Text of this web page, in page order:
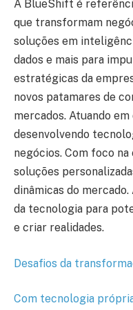
A BlueShift é
que transformam
soluções em
dados e mais para
estratégicas da
novos patamares de
mercados. Atuando
desenvolvendo
negócios. Com foco
soluções
dinâmicas do
da tecnologia para
e criar realidades.
Desafios da
Com tecnologia